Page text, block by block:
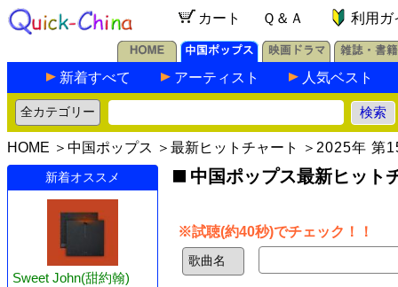
カート Ｑ＆Ａ 利用ガ
新着すべて アーティスト 人気ベスト
HOME ＞ 中国ポップス ＞ 最新ヒットチャート ＞ 2025年 第
新着オススメ
Sweet John(甜約翰)
中国ポップス最新ヒット
※試聴(約40秒)でチェック！！